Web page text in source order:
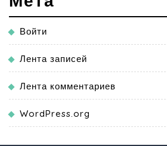
Войти
Лента записей
Лента комментариев
WordPress.org